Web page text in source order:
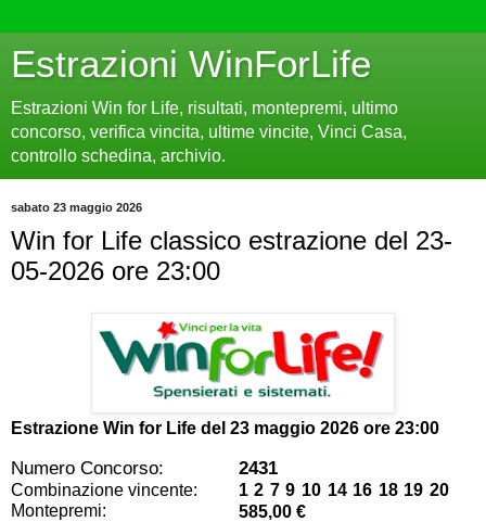
Estrazioni WinForLife
Estrazioni Win for Life, risultati, montepremi, ultimo
concorso, verifica vincita, ultime vincite, Vinci Casa,
controllo schedina, archivio.
sabato 23 maggio 2026
Win for Life classico estrazione del 23-
05-2026 ore 23:00
Estrazione Win for Life del 23 maggio 2026 ore 23:00
Numero Concorso: 2431
Combinazione vincente:
1 2 7 9 10 14 16 18 19 20
Montepremi:
585,00 €